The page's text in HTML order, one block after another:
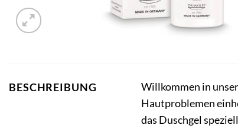
BESCHREIBUNG Willkommen in
Hautproblemen
das Duschgel